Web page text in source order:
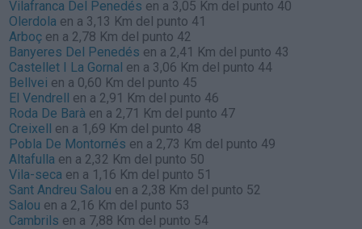
Vilafranca Del Penedés en a 3,05 Km del punto 40
Olerdola en a 3,13 Km del punto 41
Arboç en a 2,78 Km del punto 42
Banyeres Del Penedés en a 2,41 Km del punto 43
Castellet I La Gornal en a 3,06 Km del punto 44
Bellvei en a 0,60 Km del punto 45
El Vendrell en a 2,91 Km del punto 46
Roda De Barà en a 2,71 Km del punto 47
Creixell en a 1,69 Km del punto 48
Pobla De Montornés en a 2,73 Km del punto 49
Altafulla en a 2,32 Km del punto 50
Vila-seca en a 1,16 Km del punto 51
Sant Andreu Salou en a 2,38 Km del punto 52
Salou en a 2,16 Km del punto 53
Cambrils en a 7,88 Km del punto 54